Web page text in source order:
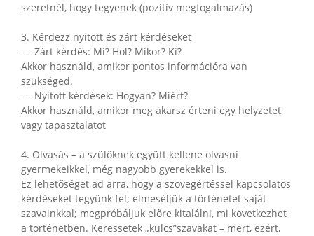
szeretnél, hogy tegyenek (pozitív megfogalmazás)
3. Kérdezz nyitott és zárt kérdéseket
--- Zárt kérdés: Mi? Hol? Mikor? Ki?
Akkor használd, amikor pontos információra van
szükséged.
--- Nyitott kérdések: Hogyan? Miért?
Akkor használd, amikor meg akarsz érteni egy helyzetet
vagy tapasztalatot
4. Olvasás – a szülőknek együtt kellene olvasni
gyermekeikkel, még nagyobb gyerekekkel is.
Ez lehetőséget ad arra, hogy a szövegértéssel kapcsolatos
kérdéseket tegyünk fel; elmeséljük a történetet saját
szavainkkal; megpróbáljuk előre kitalálni, mi következhet
a történetben. Keressetek „kulcs”szavakat – mert, ezért,